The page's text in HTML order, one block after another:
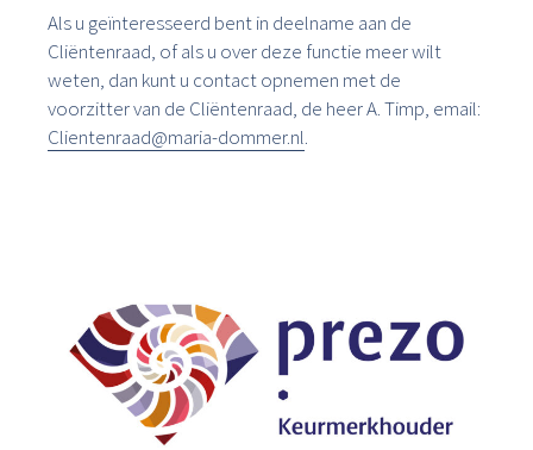
Als u geïnteresseerd bent in deelname aan de
Cliëntenraad, of als u over deze functie meer wilt
weten, dan kunt u contact opnemen met de
voorzitter van de Cliëntenraad, de heer A. Timp, email:
Clientenraad@maria-dommer.nl.